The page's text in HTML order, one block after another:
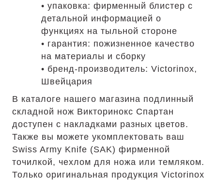
• упаковка: фирменный блистер с
детальной информацией о
функциях на тыльной стороне
• гарантия: пожизненное качество
на материалы и сборку
• бренд-производитель: Victorinox,
Швейцария
В каталоге нашего магазина подлинный
складной нож Викторинокс Спартан
доступен с накладками разных цветов.
Также вы можете укомплектовать ваш
Swiss Army Knife (SAK) фирменной
точилкой, чехлом для ножа или темляком.
Только оригинальная продукция Victorinox